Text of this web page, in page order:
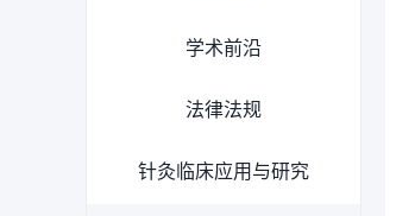
学术前沿
法律法规
针灸临床应用与研究